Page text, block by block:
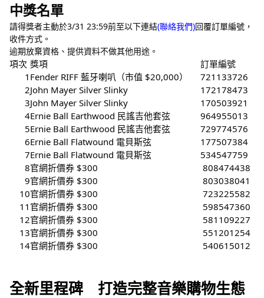
中獎名單
請得獎者主動於3/31 23:59前至以下連結(聯絡我們)回覆訂單編號，
收件方式。
逾期放棄資格、提供資料不做其他用途。
項次 獎項
訂單編號
1 Fender RIFF 藍牙喇叭（市值 $20,000）
721133726
2John Mayer Silver Slinky
172178473
3John Mayer Silver Slinky
170503921
4Ernie Ball Earthwood 民謠吉他套弦
964955013
5Ernie Ball Earthwood 民謠吉他套弦
729774576
6Ernie Ball Flatwound 電貝斯弦
177507384
7Ernie Ball Flatwound 電貝斯弦
534547759
8官網折價券 $300
808474438
9官網折價券 $300
803038041
10官網折價券 $300
723225582
11 官網折價券 $300
598547360
12官網折價券 $300
581109227
13官網折價券 $300
551201254
14官網折價券 $300 540615012
全新里程碑 打造完整音樂購物生態